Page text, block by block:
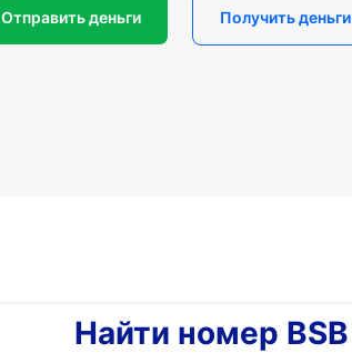
Отправить деньги Получить деньги
Найти номер BSB